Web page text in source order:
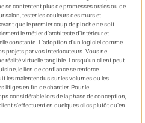
se contentent plus de promesses orales ou de
salon, tester les couleurs des murs et
que le premier coup de pioche ne soit
le métier d’architecte d’intérieur et
constante. L’adoption d’un logiciel comme
projets par vos interlocuteurs. Vous ne
réalité virtuelle tangible. Lorsqu’un client peut
le lien de confiance se renforce
les malentendus sur les volumes ou les
litiges en fin de chantier. Pour le
considérable lors de la phase de conception,
s’effectuent en quelques clics plutôt qu’en